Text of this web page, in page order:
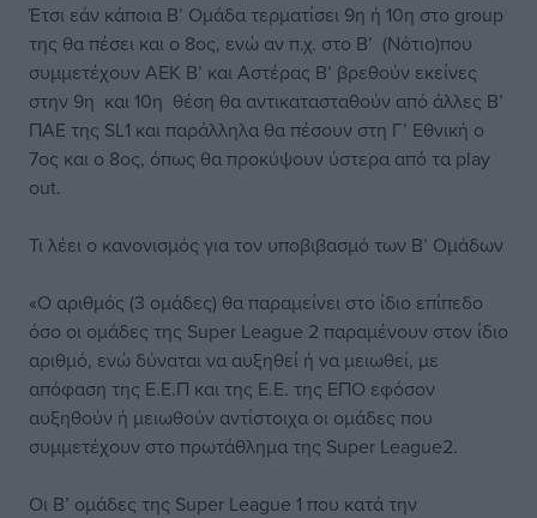
Έτσι εάν κάποια Β’ Ομάδα τερματίσει 9η ή 10η στο group
της θα πέσει και ο 8ος, ενώ αν π.χ. στο Β’ (Νότιο)που
συμμετέχουν ΑΕΚ Β’ και Αστέρας Β’ βρεθούν εκείνες
στην 9η και 10η θέση θα αντικατασταθούν από άλλες Β’
ΠΑΕ της SL1 και παράλληλα θα πέσουν στη Γ’ Εθνική ο
7ος και ο 8ος, όπως θα προκύψουν ύστερα από τα play
out.
Τι λέει ο κανονισμός για τον υποβιβασμό των Β’ Ομάδων
«Ο αριθμός (3 ομάδες) θα παραμείνει στο ίδιο επίπεδο
όσο οι ομάδες της Super League 2 παραμένουν στον ίδιο
αριθμό, ενώ δύναται να αυξηθεί ή να μειωθεί, με
απόφαση της Ε.Ε.Π και της Ε.Ε. της ΕΠΟ εφόσον
αυξηθούν ή μειωθούν αντίστοιχα οι ομάδες που
συμμετέχουν στο πρωτάθλημα της Super League2.
Οι Β’ ομάδες της Super League 1 που κατά την